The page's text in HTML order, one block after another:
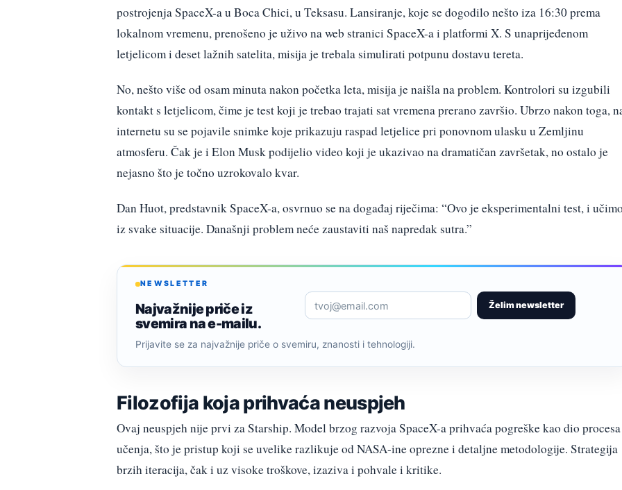
postrojenja SpaceX-a u Boca Chici, u Teksasu. Lansiranje, koje se dogodilo nešto iza 16:30 prema
lokalnom vremenu, prenošeno je uživo na web stranici SpaceX-a i platformi X. S unaprijeđenom
letjelicom i deset lažnih satelita, misija je trebala simulirati potpunu dostavu tereta.
No, nešto više od osam minuta nakon početka leta, misija je naišla na problem. Kontrolori su izgubili
kontakt s letjelicom, čime je test koji je trebao trajati sat vremena prerano završio. Ubrzo nakon toga,
internetu su se pojavile snimke koje prikazuju raspad letjelice pri ponovnom ulasku u Zemljinu
atmosferu. Čak je i Elon Musk podijelio video koji je ukazivao na dramatičan završetak, no ostalo je
nejasno što je točno uzrokovalo kvar.
Dan Huot, predstavnik SpaceX-a, osvrnuo se na događaj riječima: “Ovo je eksperimentalni test, i
iz svake situacije. Današnji problem neće zaustaviti naš napredak sutra.”
NEWSLETTER
Najvažnije priče iz
svemira na e-mailu.
Želim newsletter
Prijavite se za najvažnije priče o svemiru, znanosti i tehnologiji.
Filozofija koja prihvaća neuspjeh
Ovaj neuspjeh nije prvi za Starship. Model brzog razvoja SpaceX-a prihvaća pogreške kao dio procesa
učenja, što je pristup koji se uvelike razlikuje od NASA-ine oprezne i detaljne metodologije. Strategija
brzih iteracija, čak i uz visoke troškove, izaziva i pohvale i kritike.